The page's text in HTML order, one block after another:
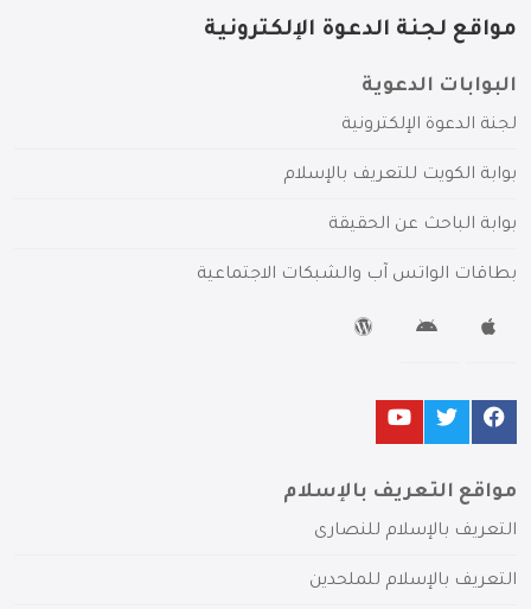
مواقع لجنة الدعوة الإلكترونية
البوابات الدعوية
لجنة الدعوة الإلكترونية
بوابة الكويت للتعريف بالإسلام
بوابة الباحث عن الحقيقة
بطاقات الواتس آب والشبكات الاجتماعية
مواقع التعريف بالإسلام
التعريف بالإسلام للنصارى
التعريف بالإسلام للملحدين